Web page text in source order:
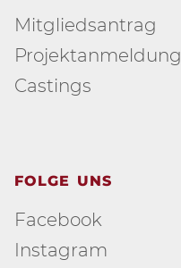
Mitgliedsantrag
Projektanmeldung
Castings
FOLGE UNS
Facebook
Instagram